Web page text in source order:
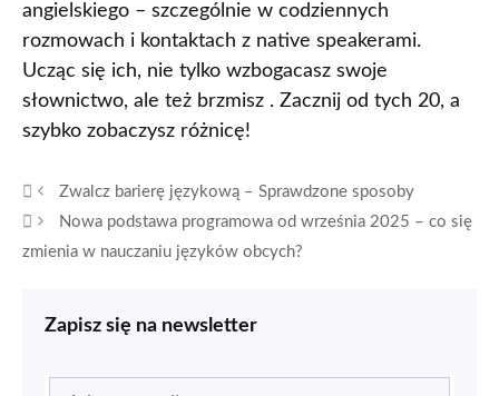
angielskiego – szczególnie w codziennych
rozmowach i kontaktach z native speakerami.
Ucząc się ich, nie tylko wzbogacasz swoje
słownictwo, ale też brzmisz . Zacznij od tych 20, a
szybko zobaczysz różnicę!
Zwalcz barierę językową – Sprawdzone sposoby
Nowa podstawa programowa od września 2025 – co się
zmienia w nauczaniu języków obcych?
Zapisz się na newsletter